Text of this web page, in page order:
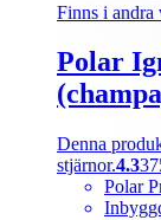
Finns i andra
Polar
Denna
stjärnor.4.3
Polar